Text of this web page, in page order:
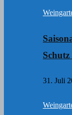
31. Juli